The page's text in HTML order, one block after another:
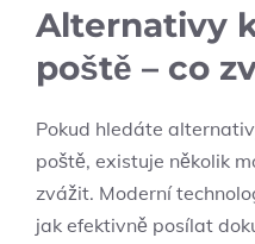
Alternativy
poště – co
Pokud hledáte
poště, existuje několik
zvážit. Moderní
jak efektivně posílat